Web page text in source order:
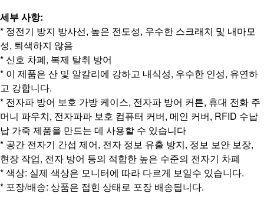
세부 사항:
* 정전기 방지 방사선, 높은 전도성, 우수한 스크래치 및 내마모
성, 퇴색하지 않음
* 신호 차폐, 복제 탈취 방어
* 이 제품은 산 및 알칼리에 강하고 내식성, 우수한 인성, 유연하
고 강합니다.
* 전자파 방어 보호 가방 케이스, 전자파 방어 커튼, 휴대 전화 주
머니 파우치, 전자파파 보호 컴퓨터 커버, 메인 커버, RFID 수납
납 가죽 제품을 만드는 데 사용할 수 있습니다
* 공간 전자기 간섭 제어, 전자 정보 유출 방지, 정보 보안 보장,
현장 작업, 전자 방어 등의 적합한 높은 수준의 전자기 차폐
* 색상: 실제 색상은 모니터에 따라 다르게 보일수 있습니다.
* 포장/배송: 상품은 접힌 상태로 포장 배송됩니다.